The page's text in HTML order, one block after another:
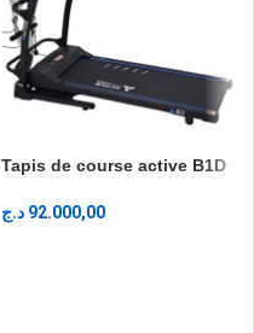
Tapis de course active B1D
92.000,00 د.ج